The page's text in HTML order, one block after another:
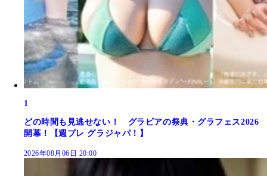
1
どの時間も見逃せない！ グラビアの祭典・グラフェス2026
開幕！【週プレ グラジャパ！】
2026年08月06日 20:00